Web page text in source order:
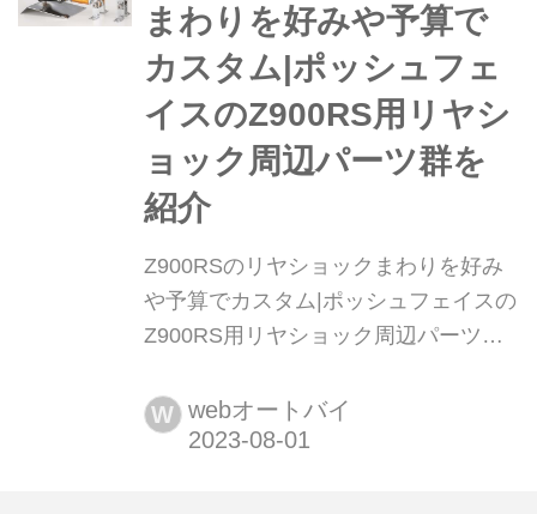
まわりを好みや予算で
カスタム|ポッシュフェ
イスのZ900RS用リヤシ
ョック周辺パーツ群を
紹介
Z900RSのリヤショックまわりを好み
や予算でカスタム|ポッシュフェイスの
Z900RS用リヤショック周辺パーツ群
ズ』が各社の注目の新製品を紹介しま
す。今回はポッシュフェイスの
W webオートバイ